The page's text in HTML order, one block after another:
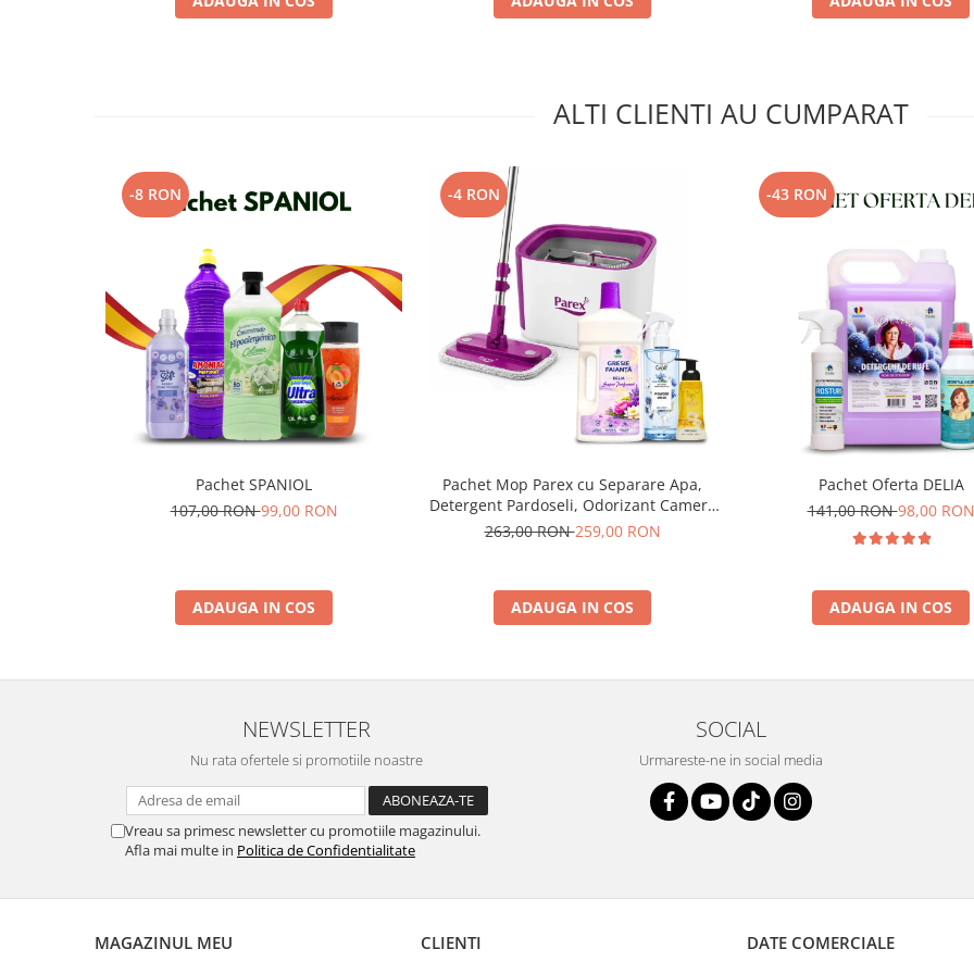
ALTI CLIENTI AU CUMPARAT
-8 RON
Pachet SPANIOL
107,00 RON99,00 RON
ADAUGA IN COS
-4 RON
Pachet Mop Parex cu Separare Apa,
Detergent Pardoseli, Odorizant Camera
si Sapun Spuma
263,00 RON259,00 RON
ADAUGA IN COS
-43 RON
Pachet Oferta DELIA
141,00 RON98,00 RON
ADAUGA IN COS
NEWSLETTER
Nu rata ofertele si promotiile noastre
Vreau sa primesc newsletter cu promotiile magazinului.
Afla mai multe in Politica de Confidentialitate
SOCIAL
Urmareste-ne in social media
MAGAZINUL MEU CLIENTI DATE COMERCIALE